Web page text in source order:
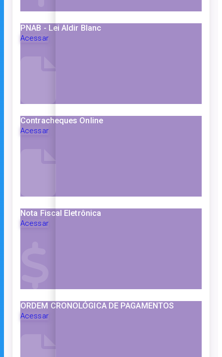
PNAB - Lei Aldir Blanc
Acessar
Contracheques Online
Acessar
Nota Fiscal Eletrônica
Acessar
ORDEM CRONOLÓGICA DE PAGAMENTOS
Acessar